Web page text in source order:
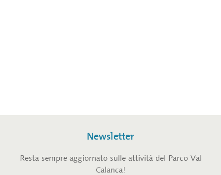
Newsletter
Resta sempre aggiornato sulle attività del Parco Val
Calanca!